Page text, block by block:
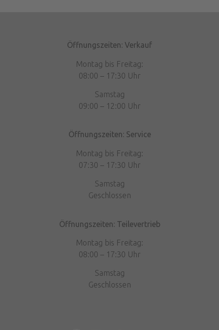
Öffnungszeiten: Verkauf
Montag bis Freitag:
08:00 – 17:30 Uhr
Samstag
09:00 – 12:00 Uhr
Öffnungszeiten: Service
Montag bis Freitag:
07:30 – 17:30 Uhr
Samstag
Geschlossen
Öffnungszeiten: Teilevertrieb
Montag bis Freitag:
08:00 – 17:30 Uhr
Samstag
Geschlossen